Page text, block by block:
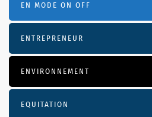
EN MODE ON OFF
ENTREPRENEUR
ENVIRONNEMENT
EQUITATION